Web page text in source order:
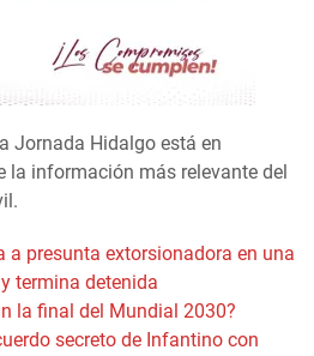
Jornada Hidalgo está en
la información más relevante del
a presunta extorsionadora en una
termina detenida
la final del Mundial 2030?
secreto de Infantino con